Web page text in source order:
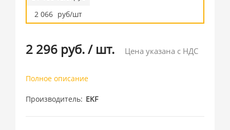
2 066 руб/шт
2 296 руб./ шт. Цена указана с НДС
Полное описание
Производитель EKF